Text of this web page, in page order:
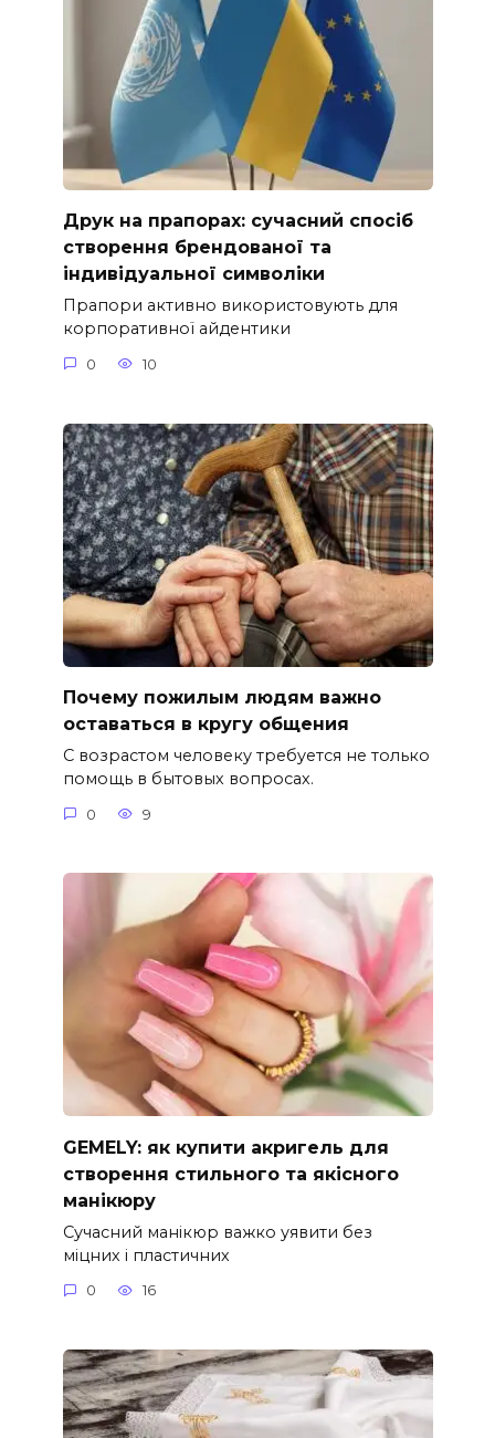
Друк на прапорах: сучасний спосіб
створення брендованої та
індивідуальної символіки
Прапори активно використовують для
корпоративної айдентики
0 10
Почему пожилым людям важно
оставаться в кругу общения
С возрастом человеку требуется не только
помощь в бытовых вопросах.
0 9
GEMELY: як купити акригель для
створення стильного та якісного
манікюру
Сучасний манікюр важко уявити без
міцних і пластичних
0 16